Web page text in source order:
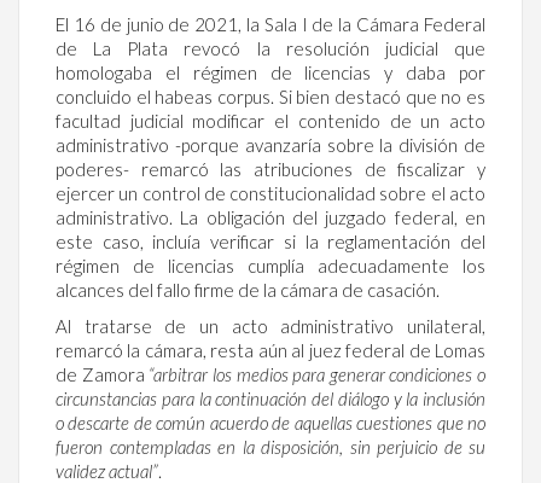
El 16 de junio de 2021, la Sala I de la Cámara Federal
de La Plata revocó la resolución judicial que
homologaba el régimen de licencias y daba por
concluido el habeas corpus. Si bien destacó que no es
facultad judicial modificar el contenido de un acto
administrativo -porque avanzaría sobre la división de
poderes- remarcó las atribuciones de fiscalizar y
ejercer un control de constitucionalidad sobre el acto
administrativo. La obligación del juzgado federal, en
este caso, incluía verificar si la reglamentación del
régimen de licencias cumplía adecuadamente los
alcances del fallo firme de la cámara de casación.
Al tratarse de un acto administrativo unilateral,
remarcó la cámara, resta aún al juez federal de Lomas
de Zamora “arbitrar los medios para generar condiciones o
circunstancias para la continuación del diálogo y la inclusión
o descarte de común acuerdo de aquellas cuestiones que no
fueron contempladas en la disposición, sin perjuicio de su
validez actual”